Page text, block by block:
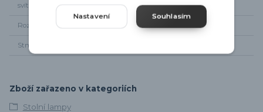
svítidla
Rozměr svítidla Výška 31,5m, šířka 19cm
Stmívání
Zboží zařazeno v kategoriích
Stolní lampy
Nastavení Souhlasím